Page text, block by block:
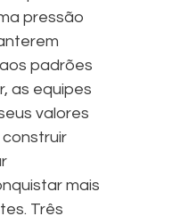
pressão
padrões
as equipes
valores
construir
mais
Três